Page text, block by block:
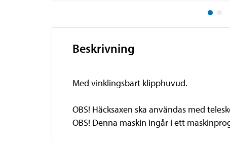
Beskrivning
Med vinklingsbart klipphuvud.
OBS! Häcksaxen ska användas med
OBS! Denna maskin ingår i ett